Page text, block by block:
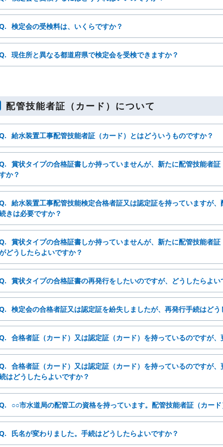
検定会の受検料は、いくらですか？
現住所と異なる都道府県で検定会を受検できますか？
配管技能者証（カード）について
給水装置工事配管技能者証（カード）とはどういうものですか？
賞状タイプの合格証書しか持っていませんが、新たに配管技能者
か？
給水装置工事配管技能検定合格者証又は認定証を持っていますが
きは必要ですか？
賞状タイプの合格証書しか持っていませんが、新たに配管技能者
どうしたらよいですか？
賞状タイプの合格証書の再発行をしたいのですが、どうしたらよい
検定会の合格者証又は認定証を紛失しましたが、再発行手続はど
合格者証（カード）又は認定証（カード）を持っているのですが
合格者証（カード）又は認定証（カード）を持っているのですが
はどうしたらよいですか？
○○市水道局の配管工の資格を持っています。配管技能者証（カー
氏名が変わりました。手続はどうしたらよいですか？